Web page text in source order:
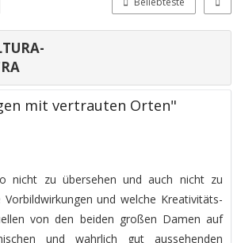
mit vertrauten Orten"
nicht zu übersehen und auch nicht zu
und welche Kreativitäts-
von den beiden großen Damen auf
und wahrlich gut aussehenden